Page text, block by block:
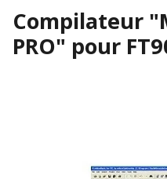
Compilateur
PRO" pour